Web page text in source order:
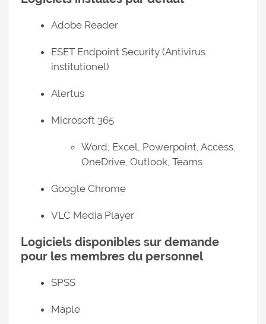
Adobe Reader
ESET Endpoint Security (Antivirus
institutionel)
Alertus
Microsoft 365
Word, Excel, Powerpoint, Access,
OneDrive, Outlook, Teams
Google Chrome
VLC Media Player
Logiciels disponibles sur demande
pour les membres du personnel
SPSS
Maple